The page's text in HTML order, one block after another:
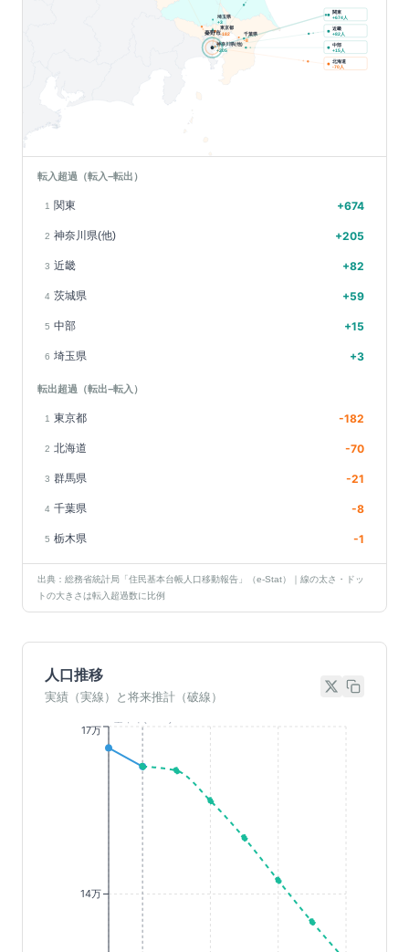
神奈川県(他)
+205
埼玉県
+3
千葉県
-8
東京都
-182
秦野市
関東
+674人
近畿
+82人
中部
+15人
北海道
-70人
転入超過（転入−転出）
1 関東 +674
2 神奈川県(他) +205
3 近畿 +82
4 茨城県 +59
5 中部 +15
6 埼玉県 +3
転出超過（転出−転入）
1 東京都 -182
2 北海道 -70
3 群馬県 -21
4 千葉県 -8
5 栃木県 -1
出典：総務省統計局「住民基本台帳人口移動報告」（e-Stat）｜線の太さ・ドッ
トの大きさは転入超過数に比例
人口推移
実績（実線）と将来推計（破線）
14万
17万